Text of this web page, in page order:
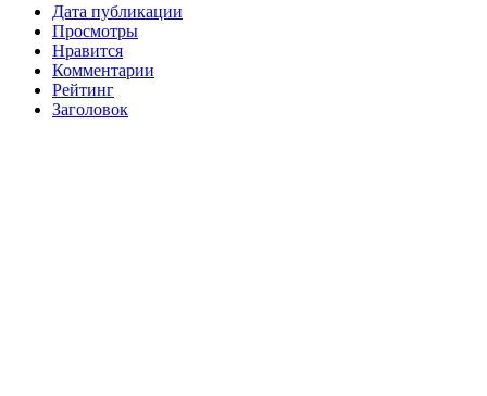
Дата публикации
Просмотры
Нравится
Комментарии
Рейтинг
Заголовок